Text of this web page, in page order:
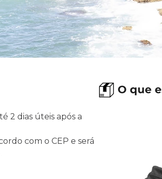
2 dias úteis após a
com o CEP e será